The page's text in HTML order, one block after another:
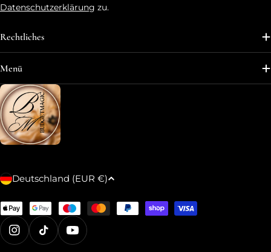
Datenschutzerklärung zu.
Rechtliches
Menü
L
n
d
/
Deutschland (EUR €)
Zahlungsmethoden
Instagram
TikTokYouTube